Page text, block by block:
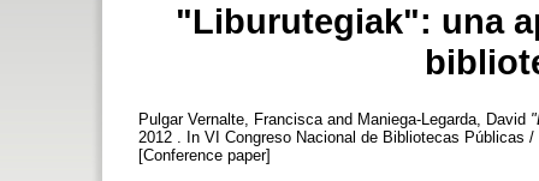
"Liburutegiak": una
Pulgar Vernalte, Francisca and Maniega-Legarda, David
2012 . In VI Congreso Nacional de Bibliotecas Públicas
[Conference paper]